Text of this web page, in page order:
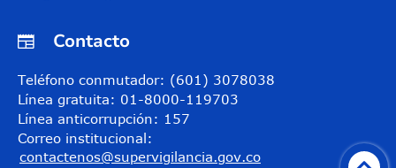
Contacto
Teléfono conmutador: (601) 3078038
Línea gratuita: 01-8000-119703
Línea anticorrupción: 157
Correo institucional:
contactenos@supervigilancia.gov.co